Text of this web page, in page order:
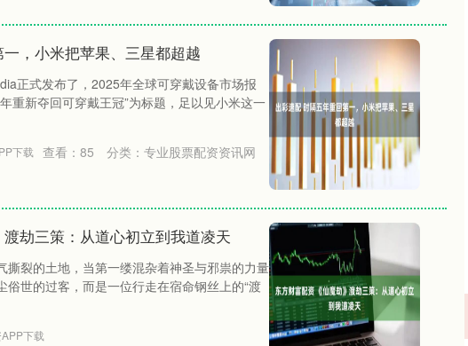
，小米把苹果、三星都超越
正式发布了，2025年全球可穿戴设备市场报
重新夺回可穿戴王冠”为标题，足以见小米这一
下载 查看： 85 分类： 专业股票配资资讯网
劫三策：从道心初立到我道凌天
撕裂的土地，当第一缕混杂着神圣与邪祟的力量
俗世的过客，而是一位行走在宿命钢丝上的“渡
下载